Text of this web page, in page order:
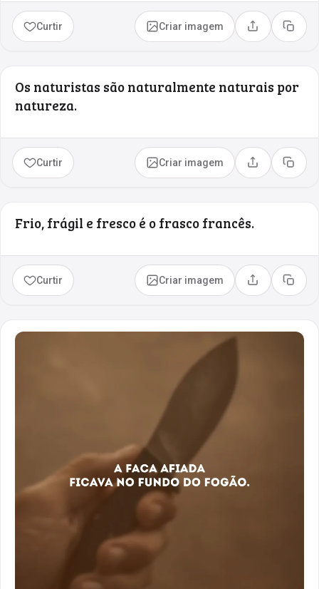
Curtir Criar imagem Compartilhar
Copiar
Os naturistas são naturalmente naturais por
natureza.
Curtir Criar imagem Compartilhar
Copiar
Frio, frágil e fresco é o frasco francês.
Curtir Criar imagem Compartilhar
Copiar